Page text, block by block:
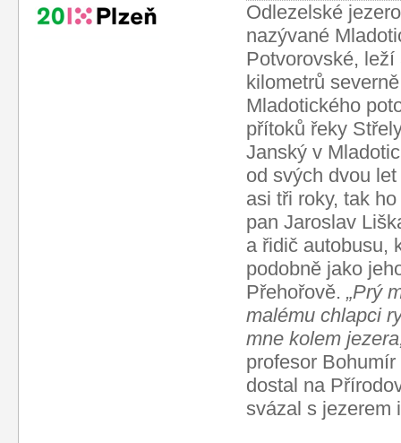
Odlezelské
nazývané
Potvorovské, leží
kilometrů
Mladotického
přítoků řeky
Janský v
od svých dvou
asi tři roky, tak
pan Jaroslav
a řidič autobusu,
podobně jako
Přehořově. „Prý
malému chlapci
mne kolem
profesor
dostal na
svázal s jezerem